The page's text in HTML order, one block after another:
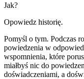
Jak?
Opowiedz historię.
Pomyśl o tym. Podczas
powiedzenia w
wspomnienia, które
miałbyś nic do
doświadczeniami, a